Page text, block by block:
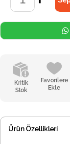
Kritik
Stok
Favorilere
Ekle
Ürün Özellikleri